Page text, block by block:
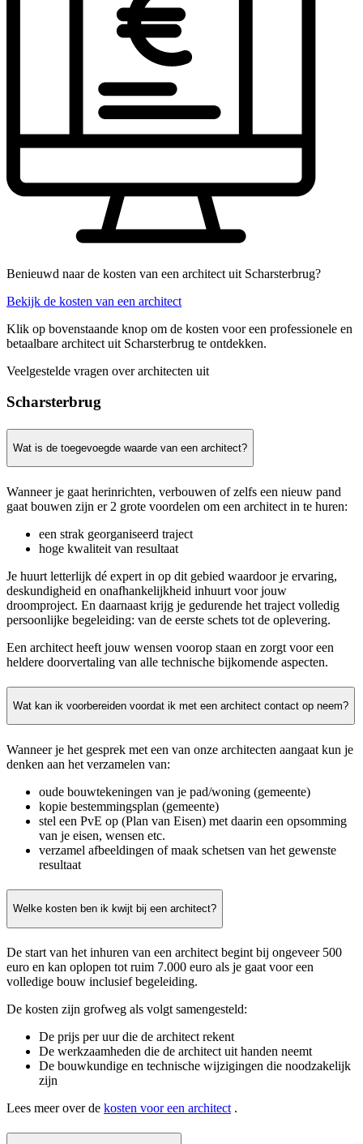
Benieuwd naar de kosten van een architect uit Scharsterbrug?
Bekijk de kosten van een architect
Klik op bovenstaande knop om de kosten voor een professionele en
betaalbare architect uit Scharsterbrug te ontdekken.
Veelgestelde vragen over architecten uit
Scharsterbrug
Wat is de toegevoegde waarde van een architect?
Wanneer je gaat herinrichten, verbouwen of zelfs een nieuw pand
gaat bouwen zijn er 2 grote voordelen om een architect in te huren:
een strak georganiseerd traject
hoge kwaliteit van resultaat
Je huurt letterlijk dé expert in op dit gebied waardoor je ervaring,
deskundigheid en onafhankelijkheid inhuurt voor jouw
droomproject. En daarnaast krijg je gedurende het traject volledig
persoonlijke begeleiding: van de eerste schets tot de oplevering.
Een architect heeft jouw wensen voorop staan en zorgt voor een
heldere doorvertaling van alle technische bijkomende aspecten.
Wat kan ik voorbereiden voordat ik met een architect contact op neem?
Wanneer je het gesprek met een van onze architecten aangaat kun je
denken aan het verzamelen van:
oude bouwtekeningen van je pad/woning (gemeente)
kopie bestemmingsplan (gemeente)
stel een PvE op (Plan van Eisen) met daarin een opsomming
van je eisen, wensen etc.
verzamel afbeeldingen of maak schetsen van het gewenste
resultaat
Welke kosten ben ik kwijt bij een architect?
De start van het inhuren van een architect begint bij ongeveer 500
euro en kan oplopen tot ruim 7.000 euro als je gaat voor een
volledige bouw inclusief begeleiding.
De kosten zijn grofweg als volgt samengesteld:
De prijs per uur die de architect rekent
De werkzaamheden die de architect uit handen neemt
De bouwkundige en technische wijzigingen die noodzakelijk
zijn
Lees meer over de kosten voor een architect .